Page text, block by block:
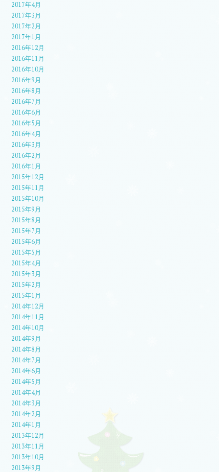
2017年4月
2017年3月
2017年2月
2017年1月
2016年12月
2016年11月
2016年10月
2016年9月
2016年8月
2016年7月
2016年6月
2016年5月
2016年4月
2016年3月
2016年2月
2016年1月
2015年12月
2015年11月
2015年10月
2015年9月
2015年8月
2015年7月
2015年6月
2015年5月
2015年4月
2015年3月
2015年2月
2015年1月
2014年12月
2014年11月
2014年10月
2014年9月
2014年8月
2014年7月
2014年6月
2014年5月
2014年4月
2014年3月
2014年2月
2014年1月
2013年12月
2013年11月
2013年10月
2013年9月